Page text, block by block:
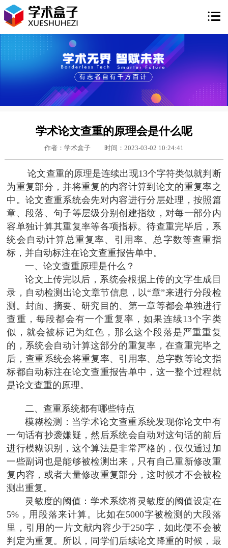

学术论文查重的原理会是什么呢
作者：学术盒子 时间：2023-03-02 10:24:41
论文查重的原理是连续出现13个字符类似就判断
为重复部分，并将重复的内容计算到论文的重复率之
中。论文查重系统会先对内容进行分层处理，按照篇
章、段落、句子等层级分别创建指纹，对每一部分内
容单独计算其重复率等各项指标。待查重完毕后，系
统会自动计算总重复率、引用率、总字数等查重指
标，并自动标注在论文查重报告单中。
一、论文查重原理是什么？
论文上传完以后，系统会根据上传的文字生成目
录，自动检测出论文章节信息，以“章”来进行分段检
测。封面、摘要、研究目的、第一章等都会单独进行
查重，每段都会有一个重复率，如果连续13个字类
似，就会被标记为红色，那么这个段落是严重重复
的，系统会自动计算这部分的重复率，在查重完毕之
后，查重系统会将重复率、引用率、总字数等论文指
标都自动标注在论文查重报告单中，这一整个过程就
是论文查重的原理。
二、查重系统都有哪些特点
模糊检测：当学术论文查重系统发现你论文中有
一句话有抄袭嫌疑，然后系统会自动对这句话的前后
进行模糊识别，这个算法是非常严格的，仅仅通过加
一些副词也是能够被检测出来，只有自己重新修改重
复内容，或者大量修改重复部分，这时候才不会被检
测出重复。
灵敏度的阈值：学术系统将灵敏度的阈值设定在
5%，用段落来计算。比如在5000字被检测的大段落
里，引用的一片文献内容少于250字，如此便不会被
判定为重复。所以，同学们后续论文降重的时候，最